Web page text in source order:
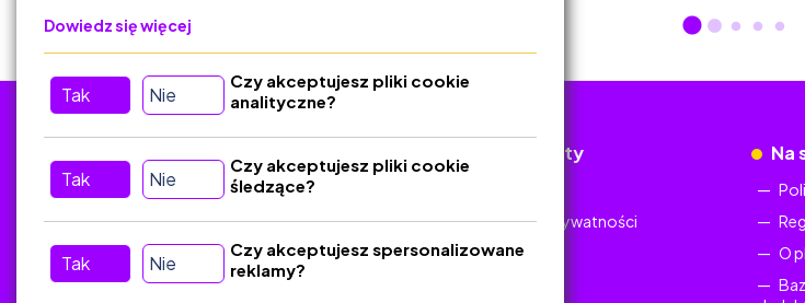
Kontakt
Dokumenty
Polityka Prywatności
Na
O
Dowiedz się więcej
Tak Nie
Czy akceptujesz pliki cookie
analityczne?
Tak Nie
Czy akceptujesz pliki cookie
śledzące?
Tak Nie
Czy akceptujesz spersonalizowane
reklamy?